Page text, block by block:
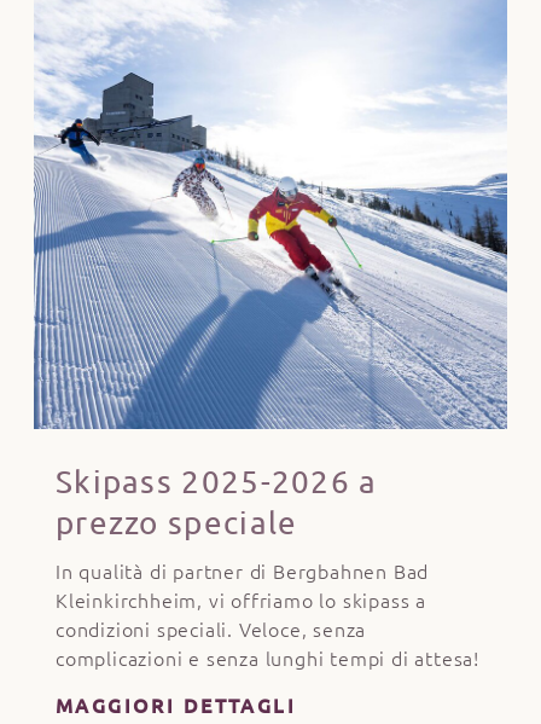
Skipass 2025-2026 a
prezzo speciale
In qualità di partner di Bergbahnen Bad
Kleinkirchheim, vi offriamo lo skipass a
condizioni speciali. Veloce, senza
complicazioni e senza lunghi tempi di attesa!
MAGGIORI DETTAGLI